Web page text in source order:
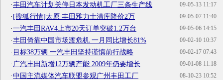
09-05-13 11:17
·丰田汽车计划关停日本发动机工厂三条生产线
09-05-07 11:40
·[搜狐行情]太原 丰田雅力士清库降价2万
09-05-06 14:15
·一汽丰田RAV4上市20天订单突破1.2万台
09-02-10 10:37
·丰田倚靠中国市场渡危机 一月同比增长81%
09-02-17 07:43
· 目标38万辆 一汽丰田坚持谨慎前行战略
09-01-08 11:18
· 广汽丰田新增12万辆产能 2009年仍要增长
08-10-23 10:52
·中国主流媒体汽车联盟参观广州丰田工厂